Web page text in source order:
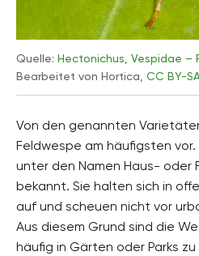
Quelle: Hectonichus, Vespidae –
Bearbeitet von Hortica, CC BY-
Von den genannten
Feldwespe am häufigsten
unter den Namen Haus- oder
bekannt. Sie halten sich in
auf und scheuen nicht vor
Aus diesem Grund sind die
häufig in Gärten oder Parks zu